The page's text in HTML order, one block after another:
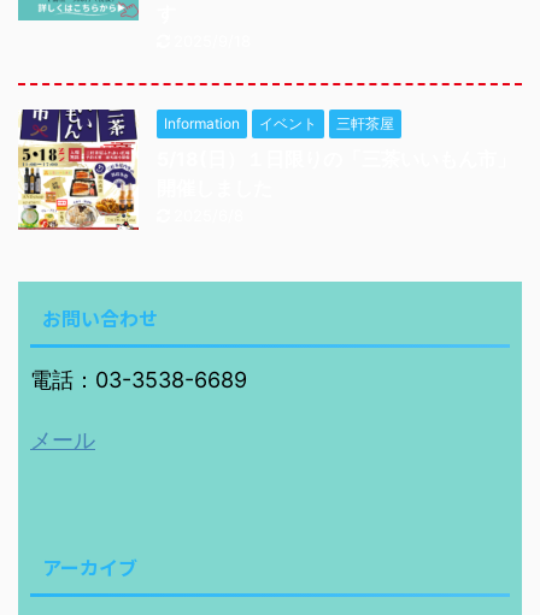
Information イベント 三軒茶屋
お問い合わせ
電話：03-3538-6689
メール
アーカイブ